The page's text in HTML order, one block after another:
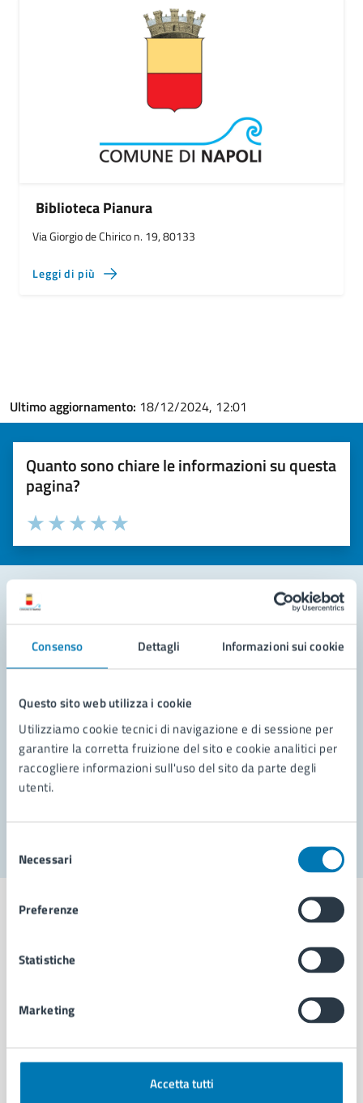
Consenso Dettagli Informazioni sui cookie
Questo sito web utilizza i cookie
Utilizziamo cookie tecnici di navigazione e di sessione per
garantire la corretta fruizione del sito e cookie analitici per
raccogliere informazioni sull'uso del sito da parte degli
utenti.
delNecessari
Preferenze
Statistiche
Marketing
Accetta tutti
Biblioteca Pianura
Via Giorgio de Chirico n. 19, 80133
Leggi di più
Ultimo aggiornamento: 18/12/2024, 12:01
Quanto sono chiare le informazioni su questa
pagina?
Valuta la chiarezza delle informazioni (da 1 a 5 stelle)
Seleziona il numero di stelle per valutare la chiarezza delle
Valuta 5 stelle su 5
Valuta 4 stelle su 5
Valuta 3 stelle su 5
Valuta 2 stelle su 5
Valuta 1 stelle su 5
Leggi le domande frequenti
Richiedi assistenza
Prenota appuntamento
Problemi in città
Comune di Napoli
AMMINISTRAZIONE
Organi di governo